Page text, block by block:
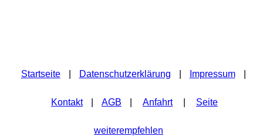
Startseite Datenschutzerklärung Impressum
Kontakt AGB Anfahrt Seite
weiterempfehlen